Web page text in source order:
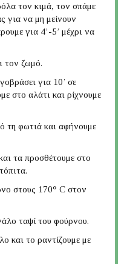
τον κιμά, τον σπάμε
για να μη μείνουν
για 4’-5’ μέχρι να
τον ζωμό.
για 10’ σε
στο αλάτι και ρίχνουμε
τη φωτιά και αφήνουμε
τα προσθέτουμε στο
στους 170° C στον
ταψί του φούρνου.
και το ραντίζουμε με